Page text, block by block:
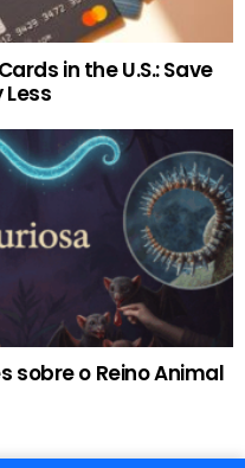
in the U.S.: Save
Less
sobre o Reino Animal